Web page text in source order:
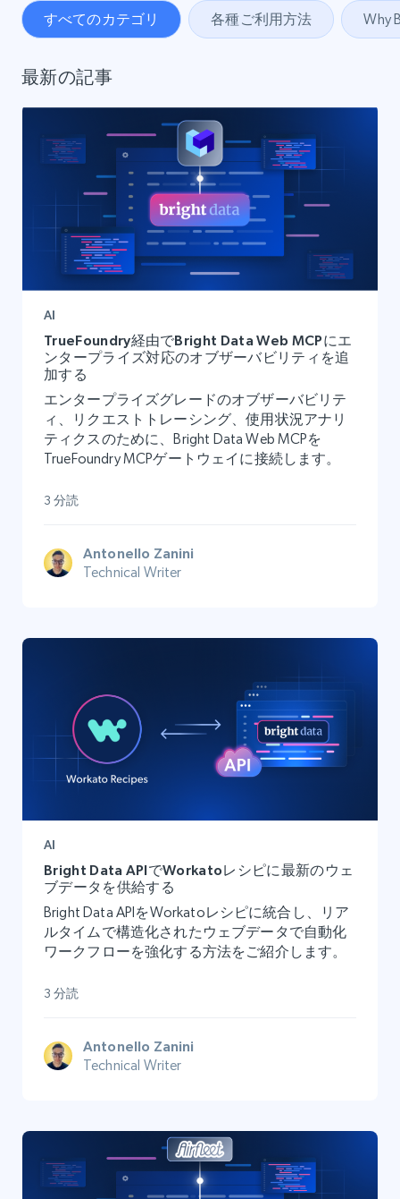
すべてのカテゴリ 各種ご利用方法 Why
最新の記事
AI
TrueFoundry経由でBright Data Web MCPにエ
ンタープライズ対応のオブザーバビリティを追
加する
エンタープライズグレードのオブザーバビリテ
ィ、リクエストトレーシング、使用状況アナリ
ティクスのために、Bright Data Web MCPを
TrueFoundry MCPゲートウェイに接続します。
3 分読
Antonello Zanini
Technical Writer
AI
Bright Data APIでWorkatoレシピに最新のウェ
ブデータを供給する
Bright Data APIをWorkatoレシピに統合し、リア
ルタイムで構造化されたウェブデータで自動化
ワークフローを強化する方法をご紹介します。
3 分読
Antonello Zanini
Technical Writer